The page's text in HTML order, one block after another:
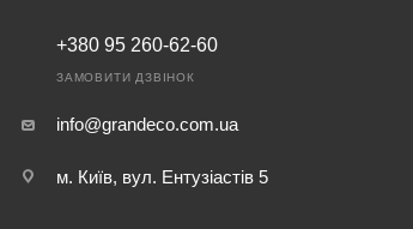
+380 95 260-62-60
ЗАМОВИТИ ДЗВІНОК
info@grandeco.com.ua
м. Київ, вул. Ентузіастів 5